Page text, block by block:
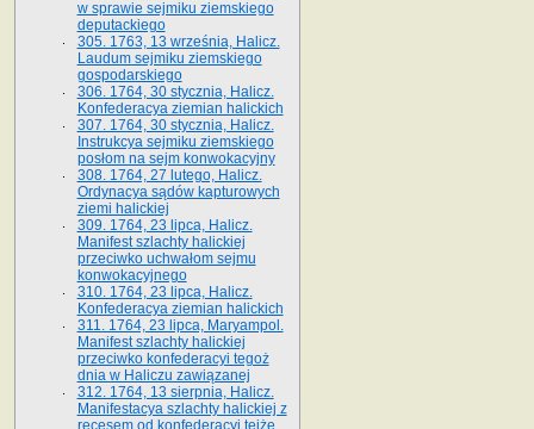
w sprawie sejmiku ziemskiego
deputackiego
305. 1763, 13 września, Halicz.
Laudum sejmiku ziemskiego
gospodarskiego
306. 1764, 30 stycznia, Halicz.
Konfederacya ziemian halickich
307. 1764, 30 stycznia, Halicz.
Instrukcya sejmiku ziemskiego
posłom na sejm konwokacyjny
308. 1764, 27 lutego, Halicz.
Ordynacya sądów kapturowych
ziemi halickiej
309. 1764, 23 lipca, Halicz.
Manifest szlachty halickiej
przeciwko uchwałom sejmu
konwokacyjnego
310. 1764, 23 lipca, Halicz.
Konfederacya ziemian halickich
311. 1764, 23 lipca, Maryampol.
Manifest szlachty halickiej
przeciwko konfederacyi tegoż
dnia w Haliczu zawiązanej
312. 1764, 13 sierpnia, Halicz.
Manifestacya szlachty halickiej z
recesem od konfederacyi tejże